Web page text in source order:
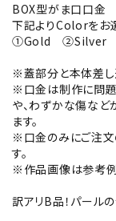
BOX型がま口口
下記よりColorをお
①Gold ②Silver
※蓋部分と本体差し
※口金は制作に問
や、わずかな傷な
ます。
※口金のみにご注文
す。
※作品画像は参考例
訳アリB品！パール